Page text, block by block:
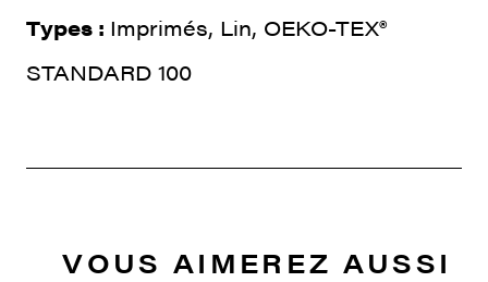
Types : Imprimés, Lin, OEKO-TEX®
STANDARD 100
VOUS AIMEREZ AUSSI